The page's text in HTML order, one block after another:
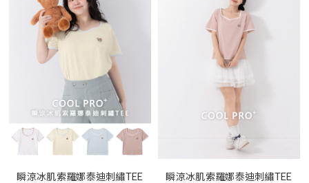
瞬涼冰肌索羅娜泰迪刺繡TEE
瞬涼冰肌索羅娜泰迪刺繡TEE